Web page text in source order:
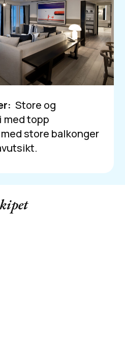
Store og
med topp
store balkonger